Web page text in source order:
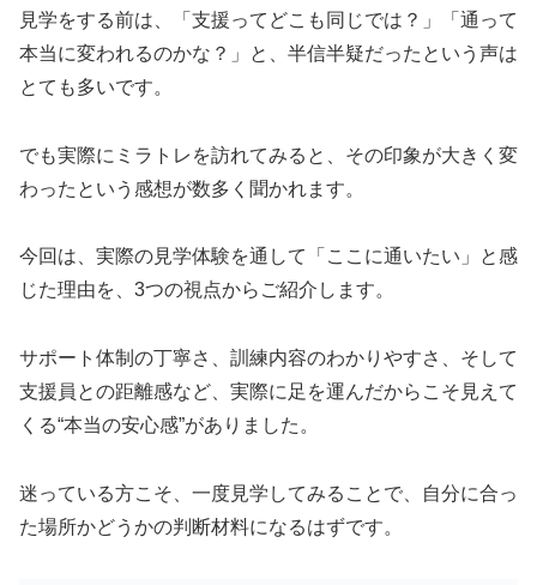
見学をする前は、「支援ってどこも同じでは？」「通って
本当に変われるのかな？」と、半信半疑だったという声は
とても多いです。
でも実際にミラトレを訪れてみると、その印象が大きく変
わったという感想が数多く聞かれます。
今回は、実際の見学体験を通して「ここに通いたい」と感
じた理由を、3つの視点からご紹介します。
サポート体制の丁寧さ、訓練内容のわかりやすさ、そして
支援員との距離感など、実際に足を運んだからこそ見えて
くる“本当の安心感”がありました。
迷っている方こそ、一度見学してみることで、自分に合っ
た場所かどうかの判断材料になるはずです。